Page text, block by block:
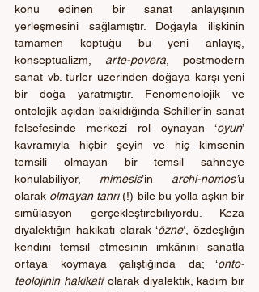
konu edinen bir sanat anlayışının
yerleşmesini sağlamıştır. Doğayla ilişkinin
tamamen koptuğu bu yeni anlayış,
konseptüalizm, arte-povera , postmodern
sanat vb. türler üzerinden doğaya karşı yeni
bir doğa yaratmıştır. Fenomenolojik ve
ontolojik açıdan bakıldığında Schiller’in sanat
felsefesinde merkezî rol oynayan ‘oyun’
kavramıyla hiçbir şeyin ve hiç kimsenin
temsili olmayan bir temsil sahneye
konulabiliyor, mimesis’in archi-nomos’u
olarak olmayan tanrı (!) bile bu yolla aşkın bir
simülasyon gerçekleştirebiliyordu. Keza
diyalektiğin hakikati olarak ‘özne’, özdeşliğin
kendini temsil etmesinin imkânını sanatla
ortaya koymaya çalıştığında da; ‘onto-
teolojinin hakikati’ olarak diyalektik, kadim bir